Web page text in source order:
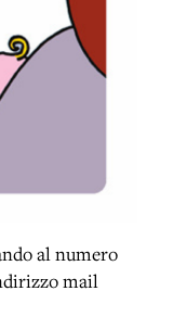
al numero
mail